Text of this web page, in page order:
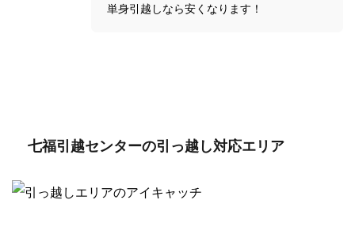
単身引越しなら安くなります！
七福引越センターの引っ越し対応エリア